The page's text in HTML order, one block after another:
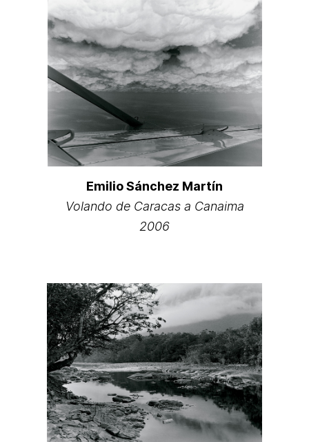
Emilio Sánchez Martín
Volando de Caracas a Canaima
2006